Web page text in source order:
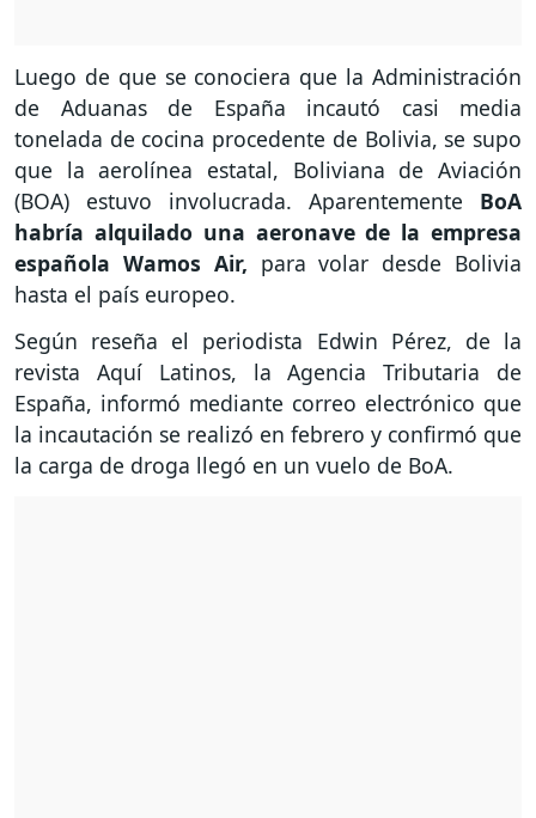
Luego de que se conociera que la Administración
de Aduanas de España incautó casi media
tonelada de cocina procedente de Bolivia, se supo
que la aerolínea estatal, Boliviana de Aviación
(BOA) estuvo involucrada. Aparentemente BoA
habría alquilado una aeronave de la empresa
española Wamos Air, para volar desde Bolivia
hasta el país europeo.
Según reseña el periodista Edwin Pérez, de la
revista Aquí Latinos, la Agencia Tributaria de
España, informó mediante correo electrónico que
la incautación se realizó en febrero y confirmó que
la carga de droga llegó en un vuelo de BoA.